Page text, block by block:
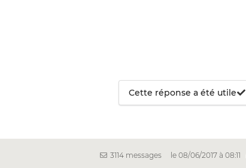
Cette réponse a été utile
3114 messages le 08/06/2017 à 08:11